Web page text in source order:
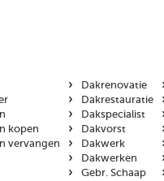
kopen
vervangen
› Dakrenovatie
› Dakrestauratie
› Dakspecialist
› Dakvorst
› Dakwerk
› Dakwerken
› Gebr. Schaap